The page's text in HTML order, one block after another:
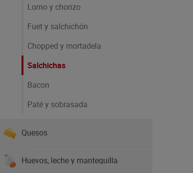
Lomo y chorizo
Fuet y salchichón
Chopped y mortadela
Salchichas
Bacon
Paté y sobrasada
Quesos
Huevos, leche y mantequilla